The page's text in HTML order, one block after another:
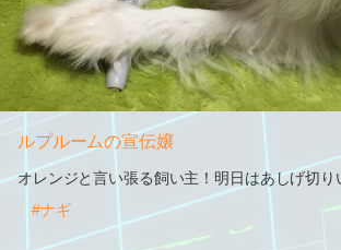
ルプルームの宣伝嬢
オレンジと言い張る飼い主！明日はあしげ切り
#ナギ